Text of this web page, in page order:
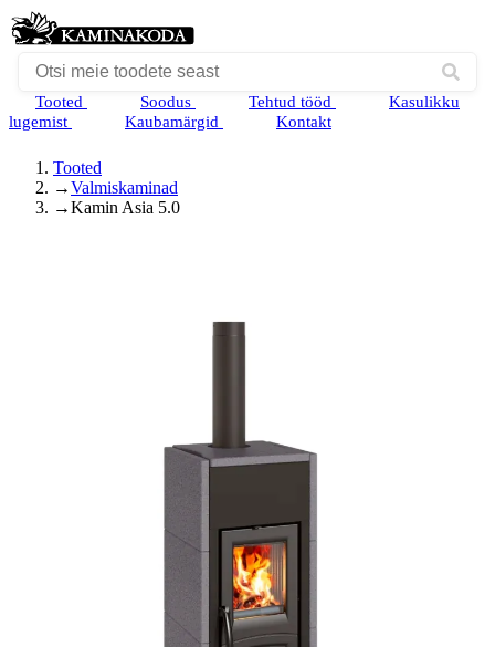
Tooted Soodus Tehtud tööd
Kasulikku
lugemist
Kaubamärgid Kontakt
Tooted
→Valmiskaminad
→Kamin Asia 5.0